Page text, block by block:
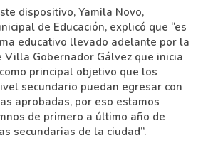
dispositivo, Yamila Novo,
de Educación, explicó que “es
educativo llevado adelante por la
Villa Gobernador Gálvez que inicia
principal objetivo que los
secundario puedan egresar con
aprobadas, por eso estamos
de primero a último año de
secundarias de la ciudad”.